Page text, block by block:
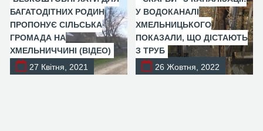
БАГАТОДІТНИХ РОДИН
ПРОПОНУЄ СІЛЬСЬКА
ГРОМАДА НА
ХМЕЛЬНИЧЧИНІ (ВІДЕО)
27 Квітня, 2021
У ВОДОКАНАЛІ
ХМЕЛЬНИЦЬКОГО
ПОКАЗАЛИ, ЩО ДІСТАЮТЬ
З ТРУБ
26 Жовтня, 2022